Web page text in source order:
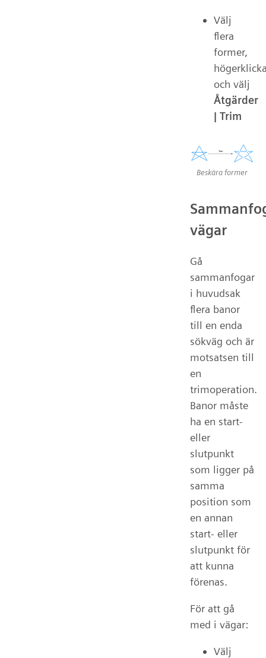
Välj
flera
former,
och välj
Åtgärder
| Trim
Beskära former
vägar
Gå
sammanfogar
i huvudsak
flera banor
till en enda
sökväg och är
motsatsen till
en
trimoperation.
Banor måste
ha en start-
eller
slutpunkt
som ligger på
samma
position som
en annan
start- eller
slutpunkt för
att kunna
förenas.
För att gå
med i vägar:
Välj